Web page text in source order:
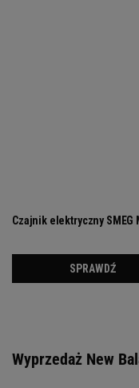
Wyprzedaż New